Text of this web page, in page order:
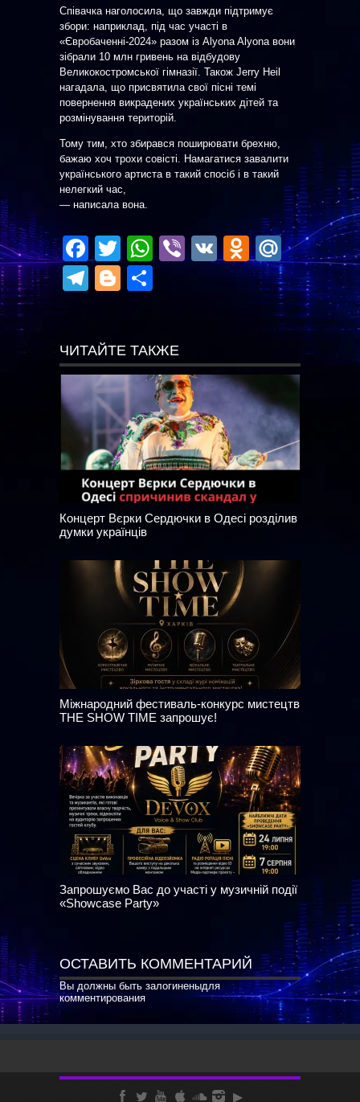
Співачка наголосила, що завжди підтримує
збори: наприклад, під час участі в
«Євробаченні-2024» разом із Alyona Alyona вони
зібрали 10 млн гривень на відбудову
Великокостромської гімназії. Також Jerry Heil
нагадала, що присвятила свої пісні темі
повернення викрадених українських дітей та
розмінування територій.
Тому тим, хто збирався поширювати брехню,
бажаю хоч трохи совісті. Намагатися завалити
українського артиста в такий спосіб і в такий
нелегкий час,
— написала вона.
Facebook
TwitterWhatsApp
Viber
VK
Telegram
BloggerОтправить
ЧИТАЙТЕ ТАКЖЕ
Концерт Вєрки Сердючки в Одесі розділив
думки українців
Міжнародний фестиваль-конкурс мистецтв
THE SHOW TIME запрошує!
Запрошуємо Вас до участі у музичній події
«Showcase Party»
ОСТАВИТЬ КОММЕНТАРИЙ
Вы должны быть залогиненыдля
комментирования